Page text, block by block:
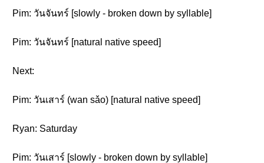
Pim: วันจันทร์ [slowly - broken down by syllable]
Pim: วันจันทร์ [natural native speed]
Next:
Pim: วันเสาร์ (wan sǎo) [natural native speed]
Ryan: Saturday
Pim: วันเสาร์ [slowly - broken down by syllable]